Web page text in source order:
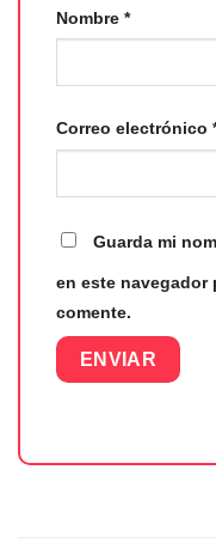
Nombre *
Correo electrónico
Guarda mi
en este navegador
comente.